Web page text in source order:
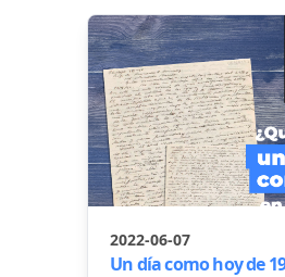
2022-06-07
Un día como hoy de